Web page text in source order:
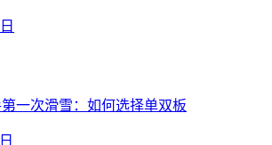
第一次滑雪：如何选择单双板